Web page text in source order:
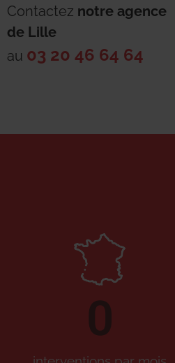
Contactez notre agence
de Lille
au 03 20 46 64 64
0